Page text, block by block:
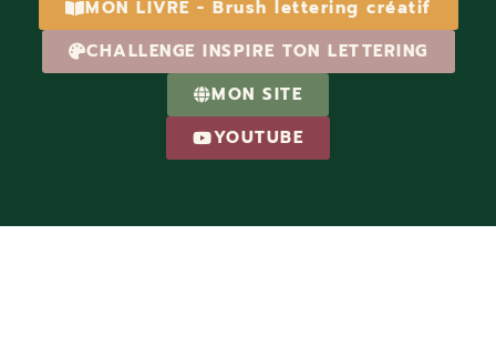
MON LIVRE - Brush lettering créatif
CHALLENGE INSPIRE TON LETTERING
MON SITE
YOUTUBE